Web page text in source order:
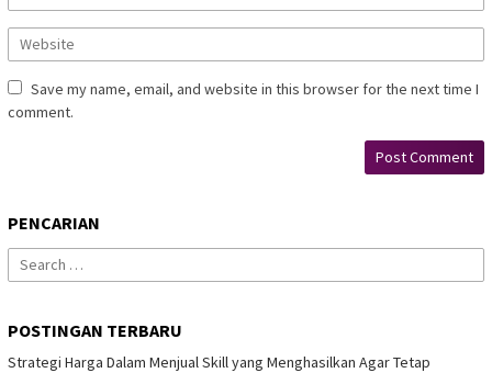
Save my name, email, and website in this browser for the next time I
comment.
PENCARIAN
Search
for:
POSTINGAN TERBARU
Strategi Harga Dalam Menjual Skill yang Menghasilkan Agar Tetap